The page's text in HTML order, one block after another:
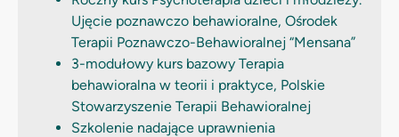
Ujęcie poznawczo behawioralne, Ośrodek
Terapii Poznawczo-Behawioralnej “Mensana”
3-modułowy kurs bazowy Terapia
behawioralna w teorii i praktyce, Polskie
Stowarzyszenie Terapii Behawioralnej
Szkolenie nadające uprawnienia